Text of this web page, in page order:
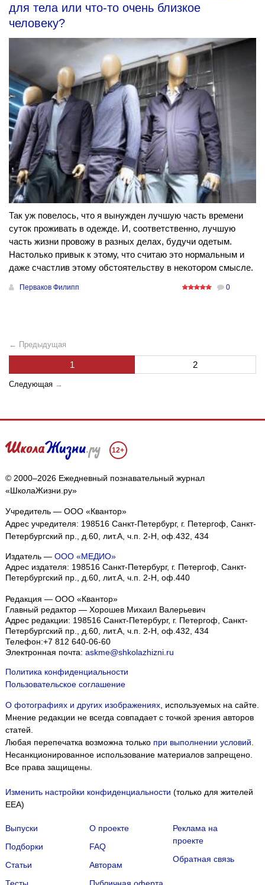
для тела или что-то очень близкое
человеку?
Так уж повелось, что я вынужден лучшую часть времени
суток проживать в одежде. И, соответственно, лучшую
часть жизни провожу в разных делах, будучи одетым.
Настолько привык к этому, что считаю это нормальным и
даже счастлив этому обстоятельству в некотором смысле.
Перваков Филипп 0
← Предыдущая
1 2
Следующая →
12+
© 2000–2026 Ежедневный познавательный журнал
«ШколаЖизни.ру»
Учредитель — ООО «Квантор»
Адрес учредителя: 198516 Санкт-Петербург, г. Петергоф, Санкт-
Петербургский пр., д.60, лит.А, ч.п. 2-Н, оф.432, 434
Издатель — ООО «МЕДИО»
Адрес издателя: 198516 Санкт-Петербург, г. Петергоф, Санкт-
Петербургский пр., д.60, лит.А, ч.п. 2-Н, оф.440
Редакция — ООО «Квантор»
Главный редактор — Хорошев Михаил Валерьевич
Адрес редакции: 198516 Санкт-Петербург, г. Петергоф Санкт-
Петербургский пр., д.60, лит.А, ч.п. 2-Н, оф.432, 434
Телефон:+7 812 640-06-60
Электронная почта: askme@shkolazhizni.ru
Политика конфиденциальности
Пользовательское соглашение
О фотографиях и других изображениях, используемых на сайте.
Мнение редакции не всегда совпадает с точкой зрения авторов
статей.
Любая перепечатка возможна только при выполнении условий
Несанкционированное использование материалов запрещено.
Все права защищены.
Изменить настройки конфиденциальности (только для жителей
EEA)
Выпуски
Подборки
Статьи
Тесты
О проекте
FAQ
Авторам
Публичная оферта
Реклама на
проекте
Обратная связь